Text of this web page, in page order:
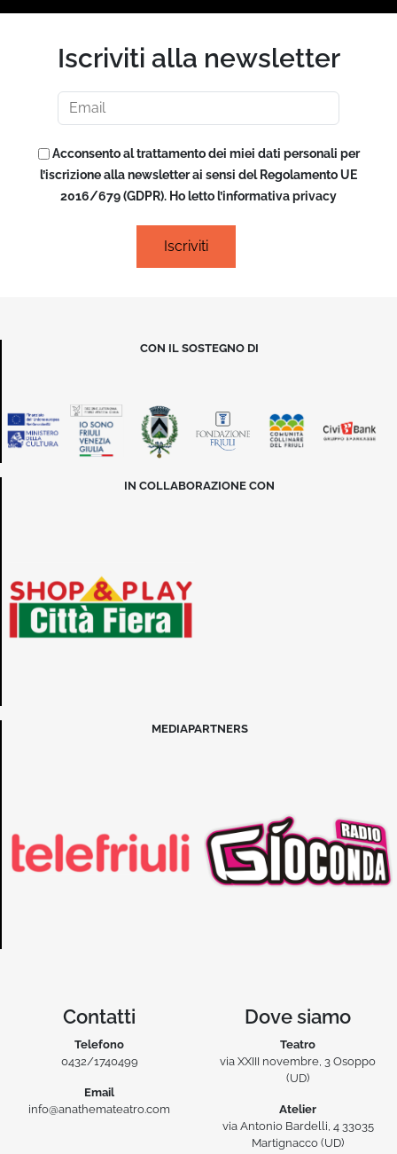
Iscriviti alla newsletter
Acconsento al trattamento dei miei dati personali per
l’iscrizione alla newsletter ai sensi del Regolamento UE
2016/679 (GDPR). Ho letto l’informativa privacy
CON IL SOSTEGNO DI
IN COLLABORAZIONE CON
MEDIAPARTNERS
Contatti
Telefono
0432/1740499
Email
info@anathemateatro.com
Dove siamo
Teatro
via XXIII novembre, 3 Osoppo
(UD)
Atelier
via Antonio Bardelli, 4 33035
Martignacco (UD)